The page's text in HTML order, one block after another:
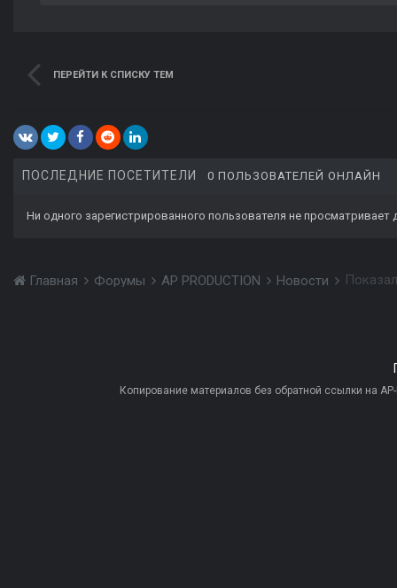
ПЕРЕЙТИ К СПИСКУ ТЕМ
ПОСЛЕДНИЕ ПОСЕТИТЕЛИ 0 ПОЛЬЗОВАТЕЛЕЙ ОНЛАЙН
Ни одного зарегистрированного пользователя не просматривает
Главная Форумы AP PRODUCTION Новости
Копирование материалов без обратной ссылки на